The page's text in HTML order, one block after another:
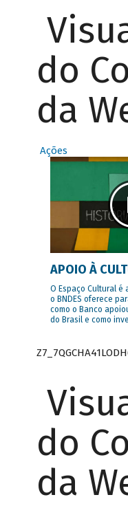
do
da
Ações
APOIO À
O Espaço Cultural é
o BNDES oferece
como o Banco
do Brasil e como
do
da